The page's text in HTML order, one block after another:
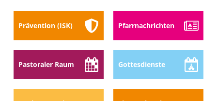
Prävention (ISK) Pfarr­nach­richten
Pastoraler Raum Gottes­dienste